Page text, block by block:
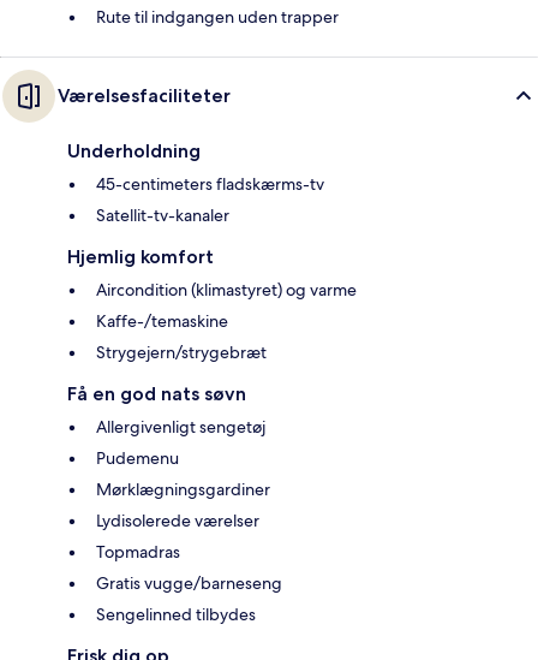
Rute til indgangen uden trapper
Værelsesfaciliteter
Underholdning
45-centimeters fladskærms-tv
Satellit-tv-kanaler
Hjemlig komfort
Aircondition (klimastyret) og varme
Kaffe-/temaskine
Strygejern/strygebræt
Få en god nats søvn
Allergivenligt sengetøj
Pudemenu
Mørklægningsgardiner
Lydisolerede værelser
Topmadras
Gratis vugge/barneseng
Sengelinned tilbydes